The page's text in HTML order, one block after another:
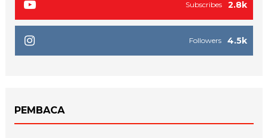
2.8k
Subscribes
4.5k
Followers
PEMBACA